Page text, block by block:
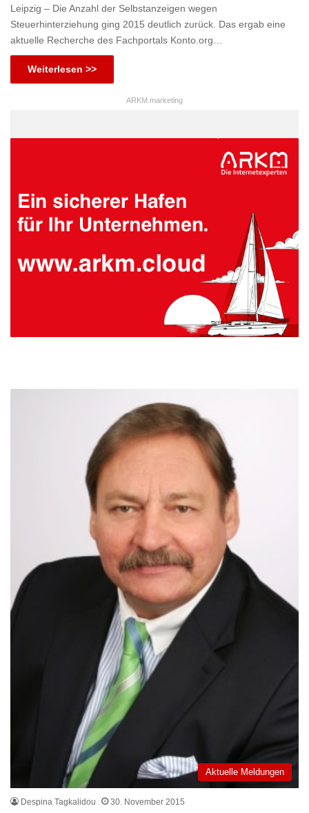
Leipzig – Die Anzahl der Selbstanzeigen wegen
Steuerhinterziehung ging 2015 deutlich zurück. Das ergab eine
aktuelle Recherche des Fachportals Konto.org…
Weiterlesen >>
ARKM.marketing
Aktuelle Meldungen
Despina Tagkalidou 30. November 2015